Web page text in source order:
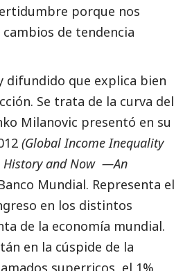
porque nos
de tendencia
difundido que explica bien
Se trata de la curva del
Milanovic presentó en su
(Global Income Inequality
History and Now —An
Mundial. Representa el
en los distintos
de la economía mundial.
en la cúspide de la